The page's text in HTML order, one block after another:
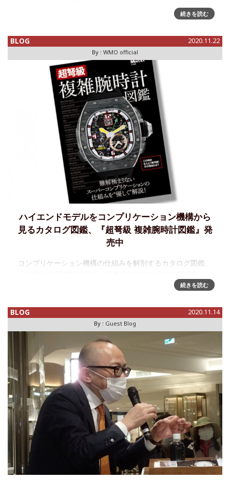
ド出身の独立時計師サルパネヴァがコラボレートモデルを製
ムーミンの原作は、フィンランド出身の作家トーベ・
続きを読む
BLOG 2020.11.22
By : WMO official
ハイエンドモデルをコンプリケーション機構から
見るカタログ図鑑、『超弩級 複雑腕時計図鑑』発
売中
コンプリケーション機構の仕組みを解剖するカタログ図鑑、
クとして、『超弩級 複雑腕時計図鑑』という本が発売されま
続きを読む
BLOG 2020.11.14
By : Guest Blog